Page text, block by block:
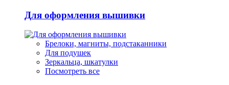
Для оформления вышивки
Брелоки, магниты, подстаканники
Для подушек
Зеркальца, шкатулки
Посмотреть все